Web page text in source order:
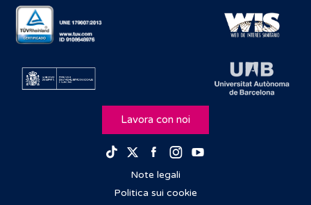
Lavora con noi
TikTokTwitterFacebook
Instagram
Note legali
Politica sui cookie